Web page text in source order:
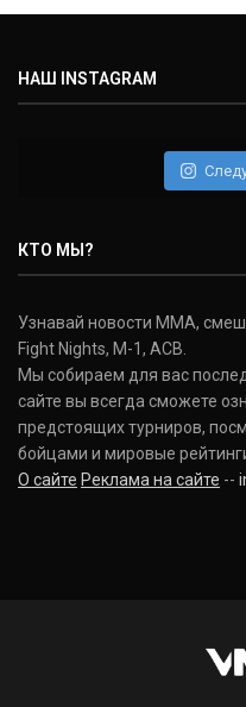
НАШ INSTAGRAM
КТО МЫ?
Узнавай новости ММА,
Fight Nights, M-1, ACB.
Мы собираем для вас
сайте вы всегда сможете
предстоящих турниров,
бойцами и мировые
О сайте Реклама на сайте --